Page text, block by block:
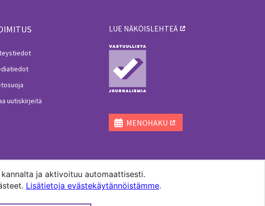
ja aktivoituu automaattisesti.
Lisätietoja evästekäytännöistämme.
uutiskirjeitä
LUE NÄKÖISLEHTEÄ
MENOHAKU